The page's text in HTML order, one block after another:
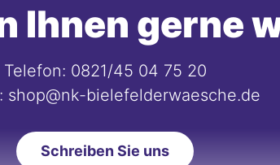
Ihnen gerne
Telefon: 0821/45 04 75 20
shop@nk-bielefelderwaesche.de
Schreiben Sie uns